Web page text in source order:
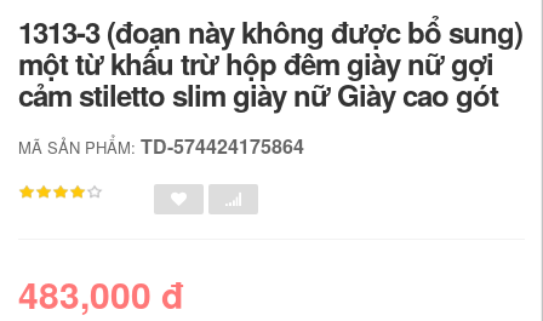
1313-3 (đoạn này không được bổ sung)
một từ khấu trừ hộp đêm giày nữ gợi
cảm stiletto slim giày nữ Giày cao gót
MÃ SẢN PHẨM: TD-574424175864
483,000 đ